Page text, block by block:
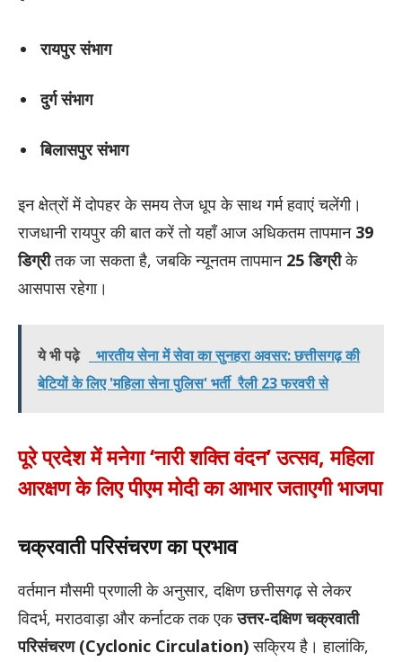
रायपुर संभाग
दुर्ग संभाग
बिलासपुर संभाग
इन क्षेत्रों में दोपहर के समय तेज धूप के साथ गर्म हवाएं चलेंगी।
राजधानी रायपुर की बात करें तो यहाँ आज अधिकतम तापमान 39
डिग्रीतक जा सकता है, जबकि न्यूनतम तापमान 25 डिग्रीके
आसपास रहेगा।
ये भी पढ़े
भारतीय सेना में सेवा का सुनहरा अवसर: छत्तीसगढ़ की
बेटियों के लिए 'महिला सेना पुलिस' भर्ती रैली 23 फरवरी से
पूरे प्रदेश में मनेगा ‘नारी शक्ति वंदन’ उत्सव, महिला
आरक्षण के लिए पीएम मोदी का आभार जताएगी भाजपा
चक्रवाती परिसंचरण का प्रभाव
वर्तमान मौसमी प्रणाली के अनुसार, दक्षिण छत्तीसगढ़ से लेकर
विदर्भ, मराठवाड़ा और कर्नाटक तक एकउत्तर-दक्षिण चक्रवाती
परिसंचरण (Cyclonic Circulation)सक्रिय है। हालांकि,